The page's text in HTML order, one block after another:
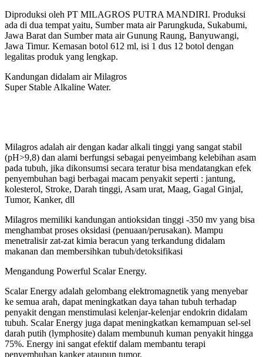
Diproduksi oleh PT MILAGROS PUTRA MANDIRI. Produksi
ada di dua tempat yaitu, Sumber mata air Parungkuda, Sukabumi,
Jawa Barat dan Sumber mata air Gunung Raung, Banyuwangi,
Jawa Timur. Kemasan botol 612 ml, isi 1 dus 12 botol dengan
legalitas produk yang lengkap.
Kandungan didalam air Milagros
Super Stable Alkaline Water.
Milagros adalah air dengan kadar alkali tinggi yang sangat stabil
(pH>9,8) dan alami berfungsi sebagai penyeimbang kelebihan asam
pada tubuh, jika dikonsumsi secara teratur bisa mendatangkan efek
penyembuhan bagi berbagai macam penyakit seperti : jantung,
kolesterol, Stroke, Darah tinggi, Asam urat, Maag, Gagal Ginjal,
Tumor, Kanker, dll
Milagros memiliki kandungan antioksidan tinggi -350 mv yang bisa
menghambat proses oksidasi (penuaan/perusakan). Mampu
menetralisir zat-zat kimia beracun yang terkandung didalam
makanan dan membersihkan tubuh/detoksifikasi
Mengandung Powerful Scalar Energy.
Scalar Energy adalah gelombang elektromagnetik yang menyebar
ke semua arah, dapat meningkatkan daya tahan tubuh terhadap
penyakit dengan menstimulasi kelenjar-kelenjar endokrin didalam
tubuh. Scalar Energy juga dapat meningkatkan kemampuan sel-sel
darah putih (lymphosite) dalam membunuh kuman penyakit hingga
75%. Energy ini sangat efektif dalam membantu terapi
penyembuhan kanker ataupun tumor.